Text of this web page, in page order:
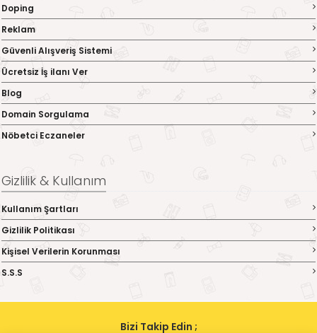
Doping
Reklam
Güvenli Alışveriş Sistemi
Ücretsiz İş ilanı Ver
Blog
Domain Sorgulama
Nöbetci Eczaneler
Gizlilik & Kullanım
Kullanım Şartları
Gizlilik Politikası
Kişisel Verilerin Korunması
S.S.S
Bizi Takip Edin ;